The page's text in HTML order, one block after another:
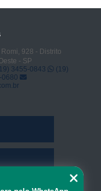
928 - Distrito
- SP
3455-0843
(19)